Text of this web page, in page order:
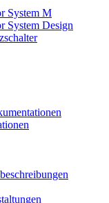
System M
System Design